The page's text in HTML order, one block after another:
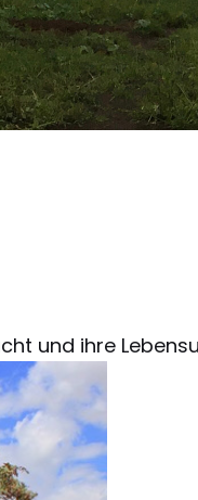
und ihre